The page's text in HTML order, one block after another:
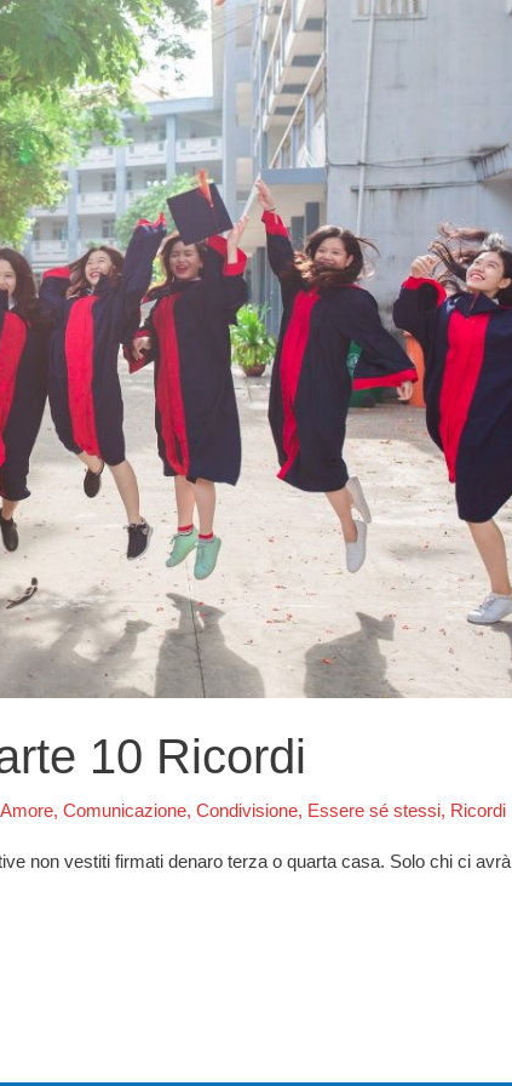
10 Ricordi
Amore,Comunicazione,Condivisione, Essere sé stessi, Ricordi
non vestiti firmati denaro terza o quarta casa. Solo chi ci avrà